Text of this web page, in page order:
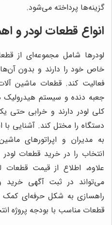
گزینه‌ها پرداخته می‌شود.
انواع قطعات لودر و
لودرها شامل مجموعه‌ای از
خاص خود را دارند و بدون
فعالیت کند. قطعات ماشین
جعبه دنده و سیستم هیدرولیک
کلی لودر دارند و خرابی حتی
دستگاه را مختل کند. آشنایی با
به مدیران و اپراتورهای
انتخاب را در خرید قطعات
علاوه، اطلاع از قیمت قطعات
می‌تواند در ثبت آگهی
راهسازی به شکل حرفه‌ای
قطعات مناسب با بودجه پروژه